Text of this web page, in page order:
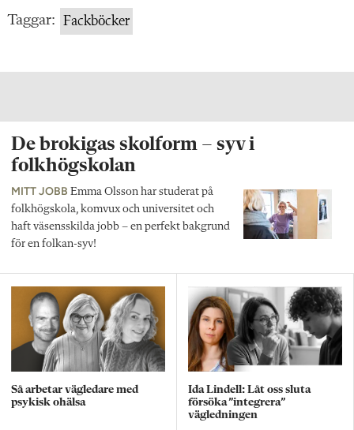
Taggar: Fackböcker
De brokigas skolform – syv i
folkhögskolan
MITT JOBB Emma Olsson har studerat på
folkhögskola, komvux och universitet och
haft väsensskilda jobb – en perfekt bakgrund
för en folkan-syv!
Så arbetar vägledare med
psykisk ohälsa
Ida Lindell: Låt oss sluta
försöka ”integrera”
vägledningen